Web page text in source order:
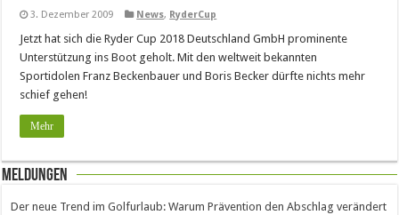
3. Dezember 2009 News, RyderCup
Jetzt hat sich die Ryder Cup 2018 Deutschland GmbH prominente
Unterstützung ins Boot geholt. Mit den weltweit bekannten
Sportidolen Franz Beckenbauer und Boris Becker dürfte nichts mehr
schief gehen!
Mehr
Meldungen
Der neue Trend im Golfurlaub: Warum Prävention den Abschlag verändert